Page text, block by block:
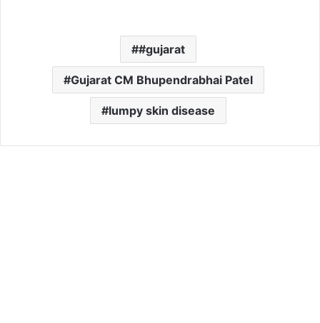
#gujarat
Gujarat CM Bhupendrabhai Patel
lumpy skin disease